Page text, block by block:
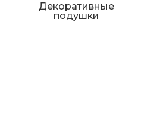
Декоративные
подушки